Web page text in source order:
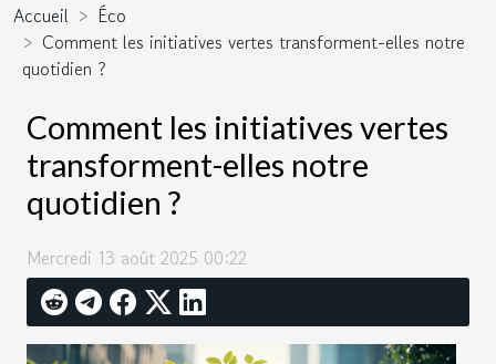
Accueil
Éco
Comment les initiatives vertes transforment-elles notre
quotidien ?
Comment les initiatives vertes
transforment-elles notre
quotidien ?
Mercredi 13 août 2025 00:22